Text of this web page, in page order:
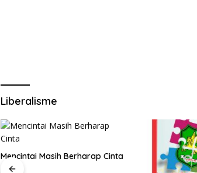
Liberalisme
Mencintai Masih Berharap Cinta